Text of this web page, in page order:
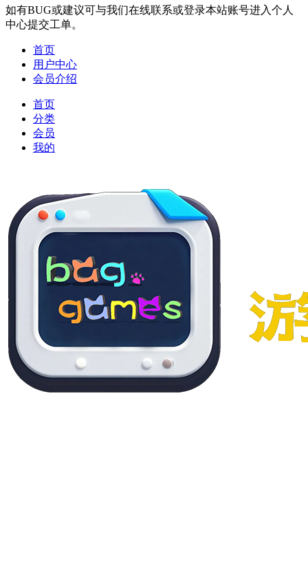
如有BUG或建议可与我们在线联系或登录本站账号进入个人
中心提交工单。
首页
用户中心
会员介绍
首页
分类
会员
我的